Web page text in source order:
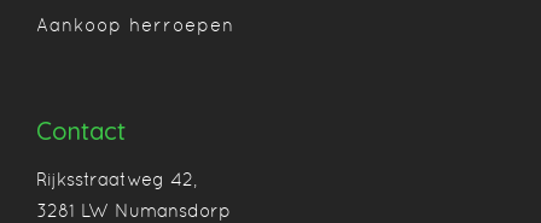
Aankoop herroepen
Contact
Rijksstraatweg 42,
3281 LW Numansdorp